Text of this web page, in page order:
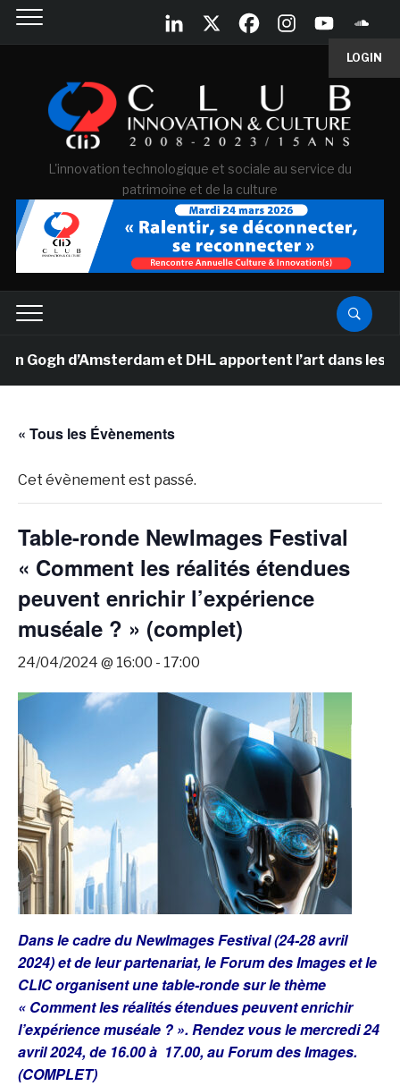
LOGIN
L'innovation technologique et sociale au service du
patrimoine et de la culture
Gogh d’Amsterdam et DHL apportent l’art dans les
« Tous les Évènements
Cet évènement est passé.
Table-ronde NewImages Festival
« Comment les réalités étendues
peuvent enrichir l’expérience
muséale ? » (complet)
24/04/2024 @ 16:00 - 17:00
Dans le cadre du NewImages Festival (24-28 avril
2024) et de leur partenariat, le Forum des Images et le
CLIC organisent une table-ronde sur le thème
« Comment les réalités étendues peuvent enrichir
l’expérience muséale ? ». Rendez vous le mercredi 24
avril 2024, de 16.00 à 17.00, au Forum des Images.
(COMPLET)